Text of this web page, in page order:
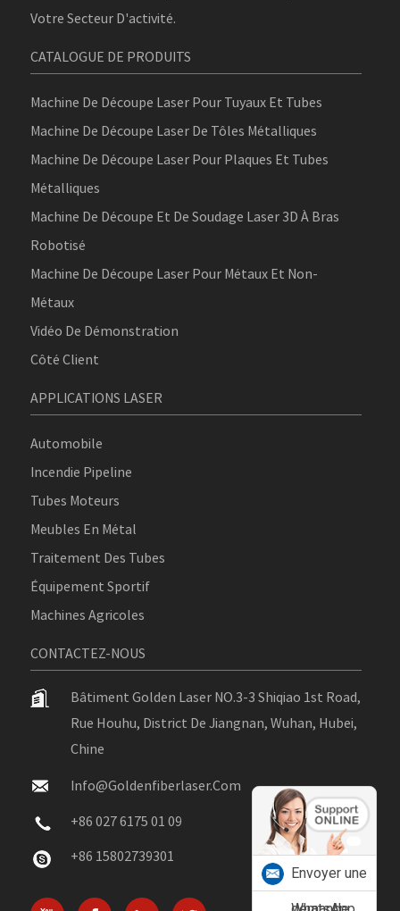
Votre Secteur D'activité.
CATALOGUE DE PRODUITS
Machine De Découpe Laser Pour Tuyaux Et Tubes
Machine De Découpe Laser De Tôles Métalliques
Machine De Découpe Laser Pour Plaques Et Tubes
Métalliques
Machine De Découpe Et De Soudage Laser 3D À Bras
Robotisé
Machine De Découpe Laser Pour Métaux Et Non-
Métaux
Vidéo De Démonstration
Côté Client
APPLICATIONS LASER
Automobile
Incendie Pipeline
Tubes Moteurs
Meubles En Métal
Traitement Des Tubes
Équipement Sportif
Machines Agricoles
CONTACTEZ-NOUS
Bâtiment Golden Laser NO.3-3 Shiqiao 1st Road,
Rue Houhu, District De Jiangnan, Wuhan, Hubei,
Chine
Info@goldenfiberlaser.com
+86 027 6175 01 09
+86 15802739301
Envoyer une